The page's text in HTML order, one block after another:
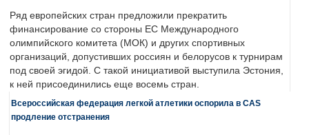
Ряд европейских стран предложили прекратить
финансирование со стороны ЕС Международного
олимпийского комитета (МОК) и других спортивных
организаций, допустивших россиян и белорусов к турнирам
под своей эгидой. С такой инициативой выступила Эстония,
к ней присоединились еще восемь стран.
Всероссийская федерация легкой атлетики оспорила в CAS
продление отстранения